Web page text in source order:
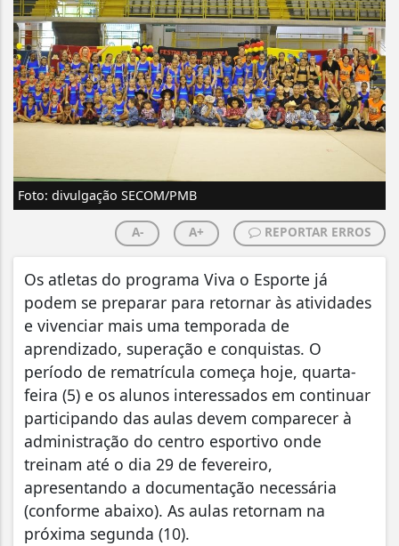
Foto: divulgação SECOM/PMB
A- A+ REPORTAR ERROS
Os atletas do programa Viva o Esporte já
podem se preparar para retornar às atividades
e vivenciar mais uma temporada de
aprendizado, superação e conquistas. O
período de rematrícula começa hoje, quarta-
feira (5) e os alunos interessados em continuar
participando das aulas devem comparecer à
administração do centro esportivo onde
treinam até o dia 29 de fevereiro,
apresentando a documentação necessária
(conforme abaixo). As aulas retornam na
próxima segunda (10).